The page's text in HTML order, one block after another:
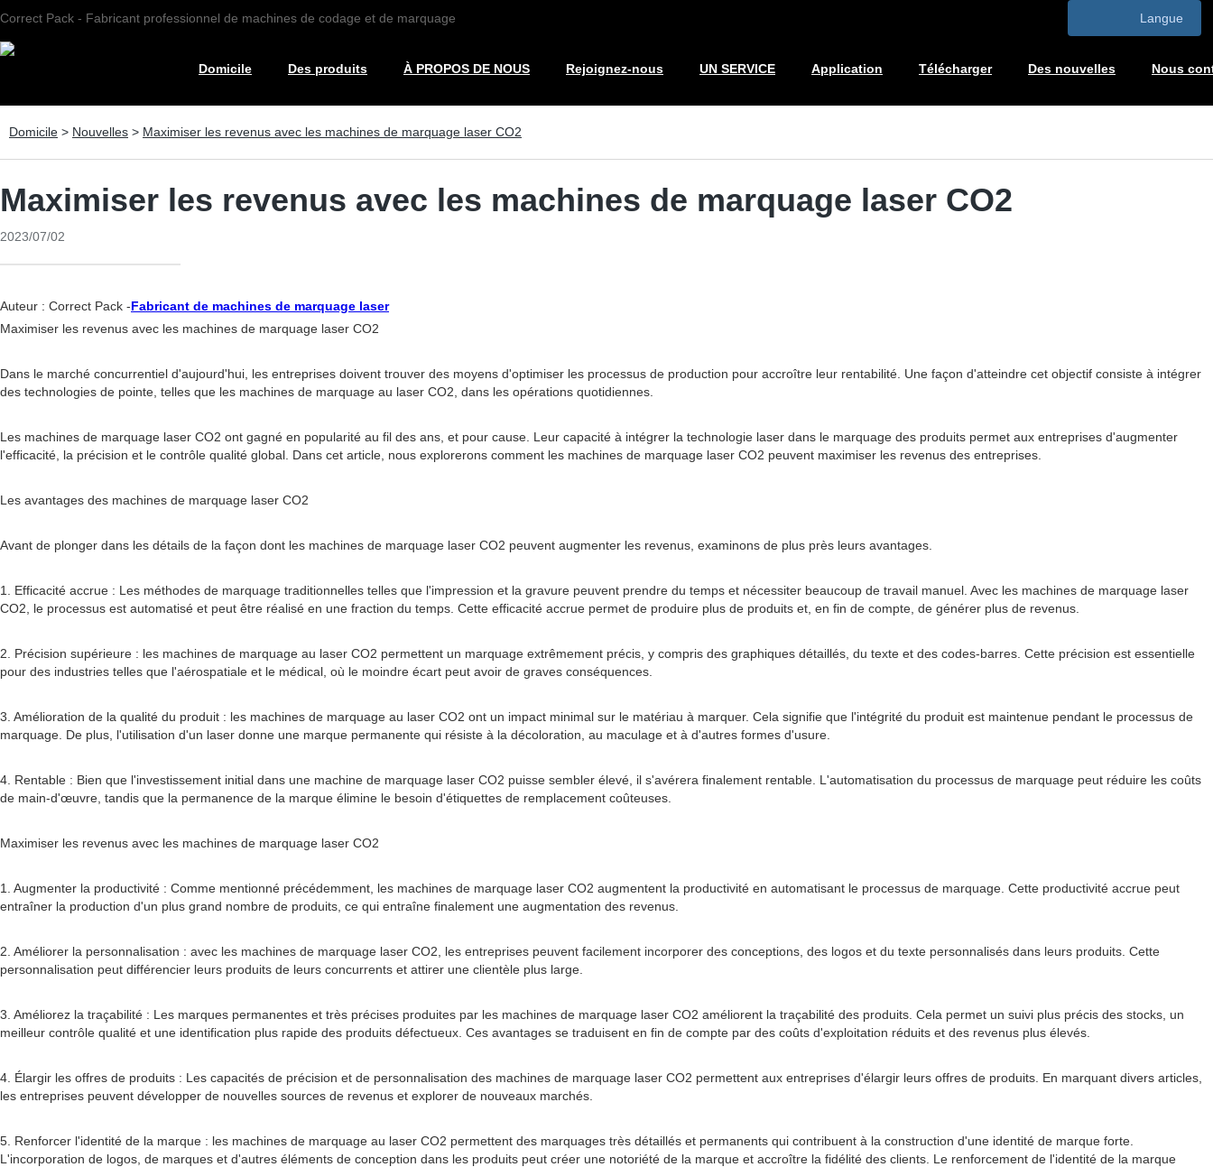
Correct Pack - Fabricant professionnel de machines de codage et de marquage Langue
Domicile Des produits À PROPOS DE NOUS Rejoignez-nous UN SERVICE Application Télécharger Des nouvelles Nous
Domicile > Nouvelles > Maximiser les revenus avec les machines de marquage laser CO2
Maximiser les revenus avec les machines de marquage laser CO2
2023/07/02
Auteur : Correct Pack -Fabricant de machines de marquage laser
Maximiser les revenus avec les machines de marquage laser CO2
Dans le marché concurrentiel d'aujourd'hui, les entreprises doivent trouver des moyens d'optimiser les processus de production pour accroître leur rentabilité. Une façon d'atteindre cet objectif consiste à intégrer
des technologies de pointe, telles que les machines de marquage au laser CO2, dans les opérations quotidiennes.
Les machines de marquage laser CO2 ont gagné en popularité au fil des ans, et pour cause. Leur capacité à intégrer la technologie laser dans le marquage des produits permet aux entreprises d'augmenter
l'efficacité, la précision et le contrôle qualité global. Dans cet article, nous explorerons comment les machines de marquage laser CO2 peuvent maximiser les revenus des entreprises.
Les avantages des machines de marquage laser CO2
Avant de plonger dans les détails de la façon dont les machines de marquage laser CO2 peuvent augmenter les revenus, examinons de plus près leurs avantages.
1. Efficacité accrue : Les méthodes de marquage traditionnelles telles que l'impression et la gravure peuvent prendre du temps et nécessiter beaucoup de travail manuel. Avec les machines de marquage laser
CO2, le processus est automatisé et peut être réalisé en une fraction du temps. Cette efficacité accrue permet de produire plus de produits et, en fin de compte, de générer plus de revenus.
2. Précision supérieure : les machines de marquage au laser CO2 permettent un marquage extrêmement précis, y compris des graphiques détaillés, du texte et des codes-barres. Cette précision est essentielle
pour des industries telles que l'aérospatiale et le médical, où le moindre écart peut avoir de graves conséquences.
3. Amélioration de la qualité du produit : les machines de marquage au laser CO2 ont un impact minimal sur le matériau à marquer. Cela signifie que l'intégrité du produit est maintenue pendant le processus de
marquage. De plus, l'utilisation d'un laser donne une marque permanente qui résiste à la décoloration, au maculage et à d'autres formes d'usure.
4. Rentable : Bien que l'investissement initial dans une machine de marquage laser CO2 puisse sembler élevé, il s'avérera finalement rentable. L'automatisation du processus de marquage peut réduire les coûts
de main-d'œuvre, tandis que la permanence de la marque élimine le besoin d'étiquettes de remplacement coûteuses.
Maximiser les revenus avec les machines de marquage laser CO2
1. Augmenter la productivité : Comme mentionné précédemment, les machines de marquage laser CO2 augmentent la productivité en automatisant le processus de marquage. Cette productivité accrue peut
entraîner la production d'un plus grand nombre de produits, ce qui entraîne finalement une augmentation des revenus.
2. Améliorer la personnalisation : avec les machines de marquage laser CO2, les entreprises peuvent facilement incorporer des conceptions, des logos et du texte personnalisés dans leurs produits. Cette
personnalisation peut différencier leurs produits de leurs concurrents et attirer une clientèle plus large.
3. Améliorez la traçabilité : Les marques permanentes et très précises produites par les machines de marquage laser CO2 améliorent la traçabilité des produits. Cela permet un suivi plus précis des stocks, un
meilleur contrôle qualité et une identification plus rapide des produits défectueux. Ces avantages se traduisent en fin de compte par des coûts d'exploitation réduits et des revenus plus élevés.
4. Élargir les offres de produits : Les capacités de précision et de personnalisation des machines de marquage laser CO2 permettent aux entreprises d'élargir leurs offres de produits. En marquant divers articles,
les entreprises peuvent développer de nouvelles sources de revenus et explorer de nouveaux marchés.
5. Renforcer l'identité de la marque : les machines de marquage au laser CO2 permettent des marquages ​​très détaillés et permanents qui contribuent à la construction d'une identité de marque forte.
L'incorporation de logos, de marques et d'autres éléments de conception dans les produits peut créer une notoriété de la marque et accroître la fidélité des clients. Le renforcement de l'identité de la marque